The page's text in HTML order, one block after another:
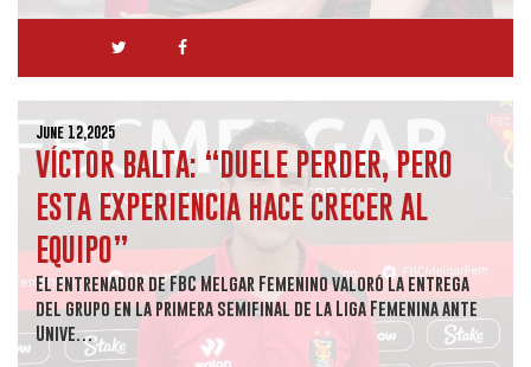
June 12,2025
VÍCTOR BALTA: “DUELE PERDER, PERO
ESTA EXPERIENCIA HACE CRECER AL
EQUIPO”
El entrenador de FBC Melgar Femenino valoró la entrega
del grupo en la primera semifinal de la Liga Femenina ante
Unive…